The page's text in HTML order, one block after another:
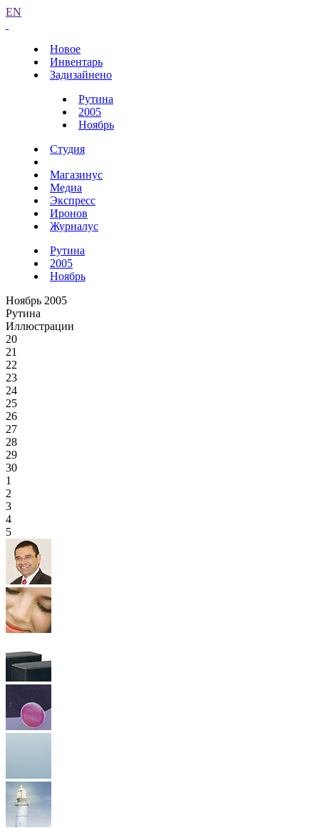
EN
Новое
Инвентарь
Задизайнено
Рутина
2005
Ноябрь
Студия
Магазинус
Медиа
Экспресс
Иронов
Журналус
Рутина
2005
Ноябрь
Ноябрь 2005
Рутина
Иллюстрации
20
21
22
23
24
25
26
27
28
29
30
1
2
3
4
5